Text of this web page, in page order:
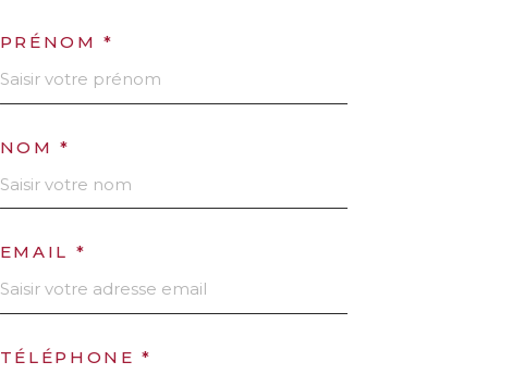
PRÉNOM *
NOM *
EMAIL *
TÉLÉPHONE *